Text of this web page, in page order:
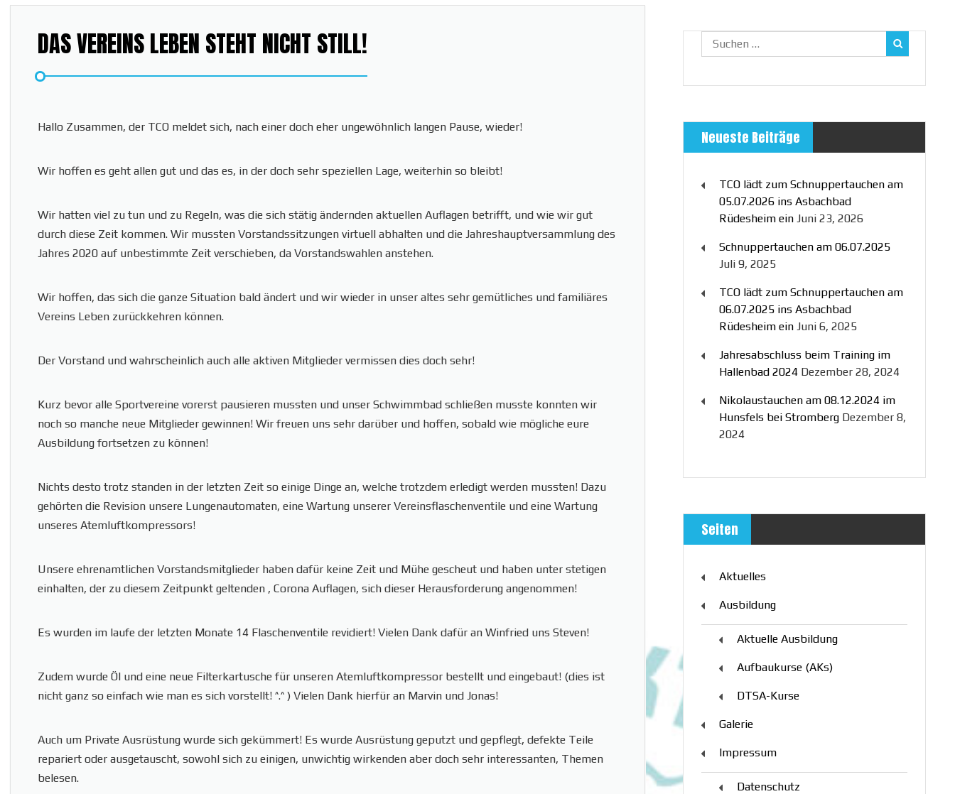
DAS VEREINS LEBEN STEHT NICHT STILL!
Hallo Zusammen, der TCO meldet sich, nach einer doch eher ungewöhnlich langen Pause, wieder!
Wir hoffen es geht allen gut und das es, in der doch sehr speziellen Lage, weiterhin so bleibt!
Wir hatten viel zu tun und zu Regeln, was die sich stätig ändernden aktuellen Auflagen betrifft, und wie wir gut
durch diese Zeit kommen. Wir mussten Vorstandssitzungen virtuell abhalten und die Jahreshauptversammlung des
Jahres 2020 auf unbestimmte Zeit verschieben, da Vorstandswahlen anstehen.
Wir hoffen, das sich die ganze Situation bald ändert und wir wieder in unser altes sehr gemütliches und familiäres
Vereins Leben zurückkehren können.
Der Vorstand und wahrscheinlich auch alle aktiven Mitglieder vermissen dies doch sehr!
Kurz bevor alle Sportvereine vorerst pausieren mussten und unser Schwimmbad schließen musste konnten wir
noch so manche neue Mitglieder gewinnen! Wir freuen uns sehr darüber und hoffen, sobald wie mögliche eure
Ausbildung fortsetzen zu können!
Nichts desto trotz standen in der letzten Zeit so einige Dinge an, welche trotzdem erledigt werden mussten! Dazu
gehörten die Revision unsere Lungenautomaten, eine Wartung unserer Vereinsflaschenventile und eine Wartung
unseres Atemluftkompressors!
Unsere ehrenamtlichen Vorstandsmitglieder haben dafür keine Zeit und Mühe gescheut und haben unter stetigen
einhalten, der zu diesem Zeitpunkt geltenden , Corona Auflagen, sich dieser Herausforderung angenommen!
Es wurden im laufe der letzten Monate 14 Flaschenventile revidiert! Vielen Dank dafür an Winfried uns Steven!
Zudem wurde Öl und eine neue Filterkartusche für unseren Atemluftkompressor bestellt und eingebaut! (dies ist
nicht ganz so einfach wie man es sich vorstellt! ^.^ ) Vielen Dank hierfür an Marvin und Jonas!
Auch um Private Ausrüstung wurde sich gekümmert! Es wurde Ausrüstung geputzt und gepflegt, defekte Teile
repariert oder ausgetauscht, sowohl sich zu einigen, unwichtig wirkenden aber doch sehr interessanten, Themen
belesen.
Suchen
nach:
Neueste Beiträge
TCO lädt zum Schnuppertauchen am
05.07.2026 ins Asbachbad
Rüdesheim ein Juni 23, 2026
Schnuppertauchen am 06.07.2025
Juli 9, 2025
TCO lädt zum Schnuppertauchen am
06.07.2025 ins Asbachbad
Rüdesheim ein Juni 6, 2025
Jahresabschluss beim Training im
Hallenbad 2024 Dezember 28, 2024
Nikolaustauchen am 08.12.2024 im
Hunsfels bei Stromberg Dezember 8,
2024
Seiten
Aktuelles
Ausbildung
Aktuelle Ausbildung
Aufbaukurse (AKs)
DTSA-Kurse
Galerie
Impressum
Datenschutz